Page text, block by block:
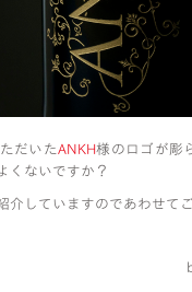
だいたANKH様のロゴが彫
くないですか？
介していますのであわせて